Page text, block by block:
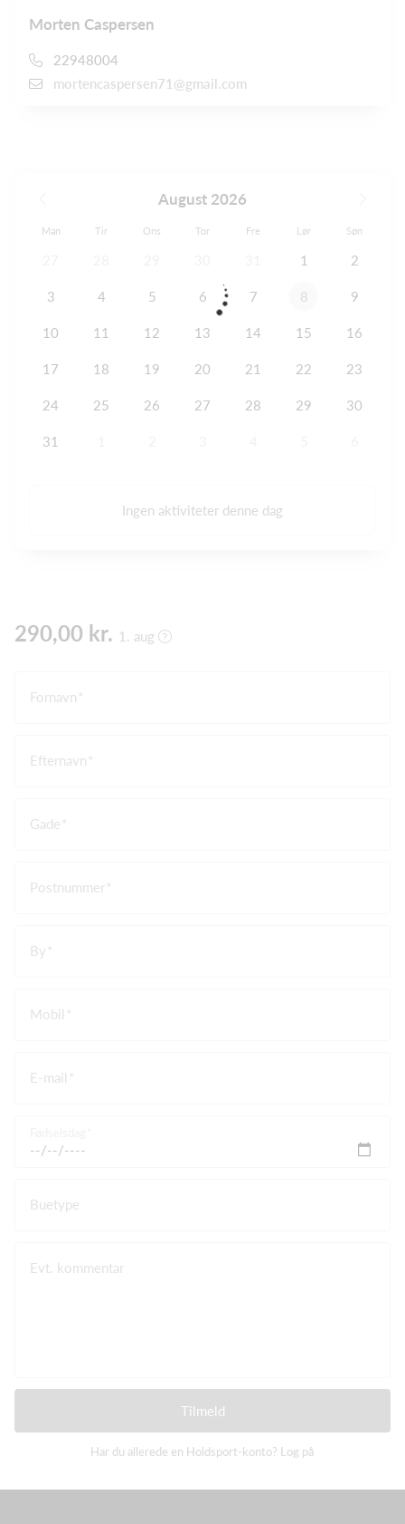
Morten Caspersen
22948004
mortencaspersen71@gmail.com
August 2026
Man Tir Ons Tor Fre Lør Søn
1 2
3 4 5 6 7 8 9
10 11 12 13 14 15 16
17 18 19 20 21 22 23
24 25 26 27 28 29 30
31
Ingen aktiviteter denne dag
290,00 kr. 1. aug
Fornavn
Efternavn
Gade
Postnummer
By
Mobil
E-mail
Buetype
Evt. kommentar
Tilmeld
Har du allerede en Holdsport-konto? Log på